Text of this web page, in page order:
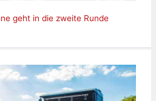
geht in die zweite Runde